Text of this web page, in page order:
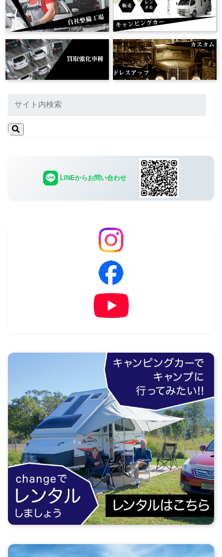
LINEからお問い合わせ